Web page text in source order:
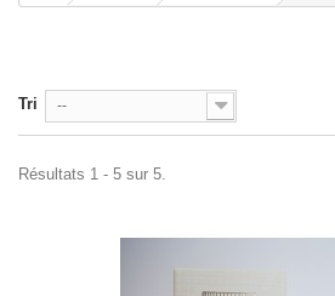
Tri --
Résultats 1 - 5 sur 5.